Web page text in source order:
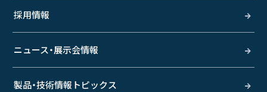
採用情報
ニュース・展示会情報
製品・技術情報トピックス